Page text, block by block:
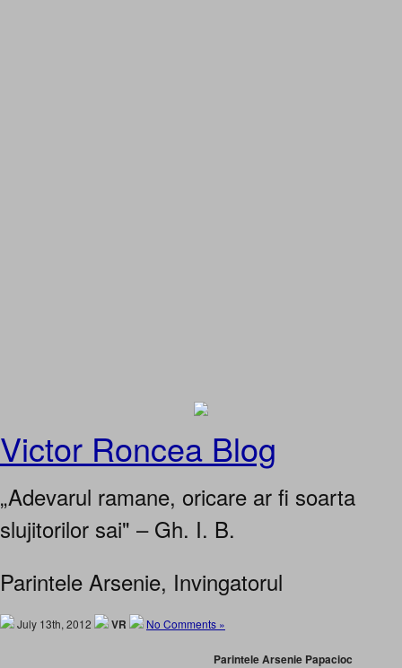
Victor Roncea Blog
„Adevarul ramane, oricare ar fi soarta
slujitorilor sai" – Gh. I. B.
Parintele Arsenie, Invingatorul
July 13th, 2012 VR No Comments »
Parintele Arsenie Papacioc